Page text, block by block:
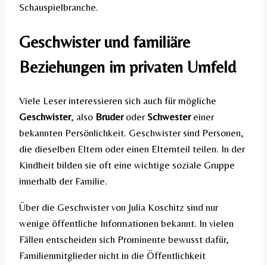
Schauspielbranche.
Geschwister und familiäre
Beziehungen im privaten Umfeld
Viele Leser interessieren sich auch für mögliche
Geschwister, also BruderoderSchwestereiner
bekannten Persönlichkeit. Geschwister sind Personen,
die dieselben Eltern oder einen Elternteil teilen. In der
Kindheit bilden sie oft eine wichtige soziale Gruppe
innerhalb der Familie.
Über die Geschwister von Julia Koschitz sind nur
wenige öffentliche Informationen bekannt. In vielen
Fällen entscheiden sich Prominente bewusst dafür,
Familienmitglieder nicht in die Öffentlichkeit